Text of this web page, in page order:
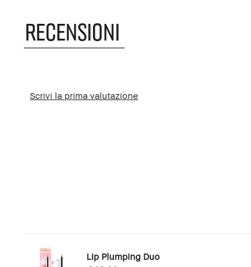
RECENSIONI
Scrivi la prima valutazione
Lip Plumping Duo